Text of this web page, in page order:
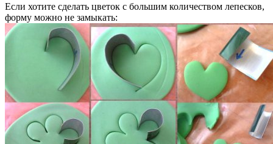
Если хотите сделать цветок с большим количеством лепесков,
форму можно не замыкать: